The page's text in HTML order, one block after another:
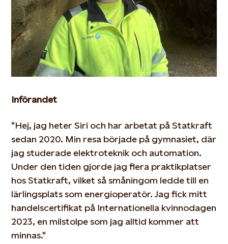
Införandet
"Hej, jag heter Siri och har arbetat på Statkraft
sedan 2020. Min resa började på gymnasiet, där
jag studerade elektroteknik och automation.
Under den tiden gjorde jag flera praktikplatser
hos Statkraft, vilket så småningom ledde till en
lärlingsplats som energioperatör. Jag fick mitt
handelscertifikat på Internationella kvinnodagen
2023, en milstolpe som jag alltid kommer att
minnas."